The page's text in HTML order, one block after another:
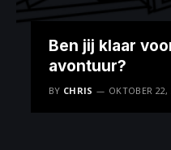
Ben jij klaar
avontuur?
BY CHRIS OKTOBER 22,